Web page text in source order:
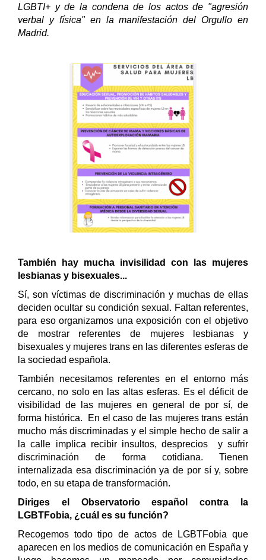
LGBTI+ y de la condena de los actos de "agresión
verbal y física" en la manifestación del Orgullo en
Madrid.
También hay mucha invisilidad con las mujeres
lesbianas y bisexuales...
Sí, son víctimas de discriminación y muchas de ellas
deciden ocultar su condición sexual. Faltan referentes,
para eso organizamos una exposición con el objetivo
de mostrar referentes de mujeres lesbianas y
bisexuales y mujeres trans en las diferentes esferas de
la sociedad española.
También necesitamos referentes en el entorno más
cercano, no solo en las altas esferas. Es el déficit de
visibilidad de las mujeres en general de por sí, de
forma histórica. En el caso de las mujeres trans están
mucho más discriminadas y el simple hecho de salir a
la calle implica recibir insultos, desprecios y sufrir
discriminación de forma cotidiana. Tienen
internalizada esa discriminación ya de por sí y, sobre
todo, en su etapa de transformación.
Diriges el Observatorio español contra la
LGBTFobia, ¿cuál es su función?
Recogemos todo tipo de actos de LGBTFobia que
aparecen en los medios de comunicación en España y